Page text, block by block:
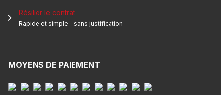
Résilier le contrat
Rapide et simple - sans justification
MOYENS DE PAIEMENT